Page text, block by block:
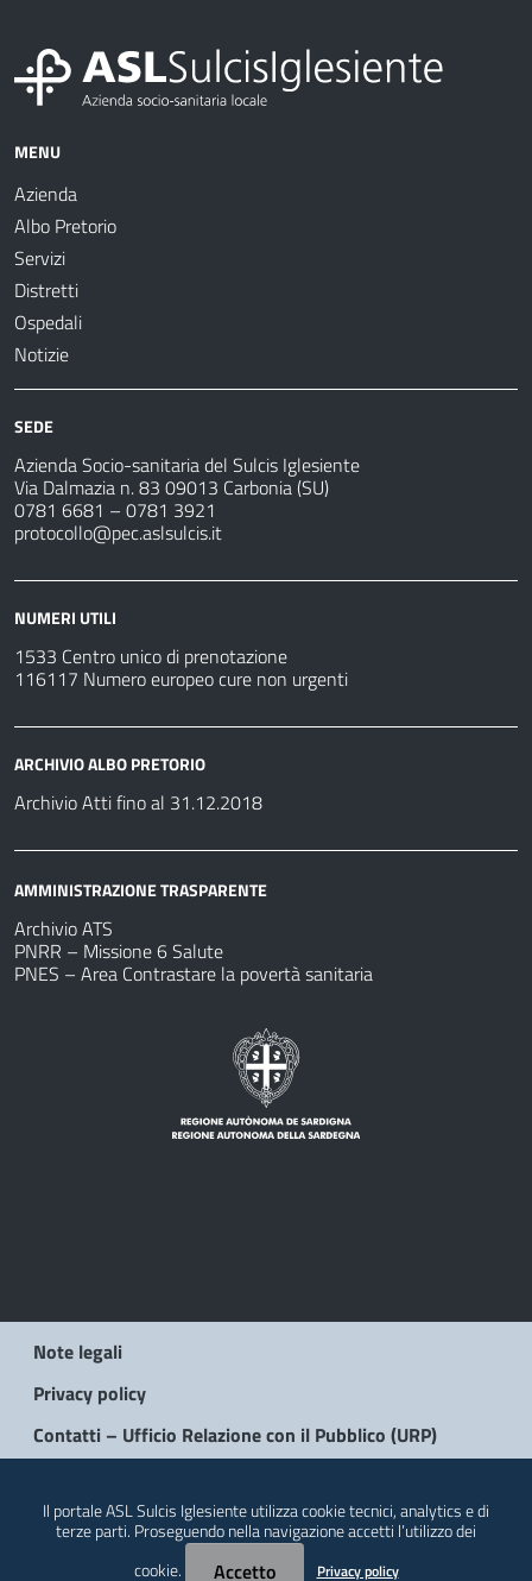
MENU
Azienda
Albo Pretorio
Servizi
Distretti
Ospedali
Notizie
SEDE
Azienda Socio-sanitaria del Sulcis Iglesiente
Via Dalmazia n. 83 09013 Carbonia (SU)
0781 6681 – 0781 3921
protocollo@pec.aslsulcis.it
NUMERI UTILI
1533 Centro unico di prenotazione
116117 Numero europeo cure non urgenti
ARCHIVIO ALBO PRETORIO
Archivio Atti fino al 31.12.2018
AMMINISTRAZIONE TRASPARENTE
Archivio ATS
PNRR – Missione 6 Salute
PNES – Area Contrastare la povertà sanitaria
Note legali
Privacy policy
Contatti – Ufficio Relazione con il Pubblico (URP)
Il portale ASL Sulcis Iglesiente utilizza cookie tecnici, analytics e di
terze parti. Proseguendo nella navigazione accetti l’utilizzo dei
cookie.
Accetto Privacy policy